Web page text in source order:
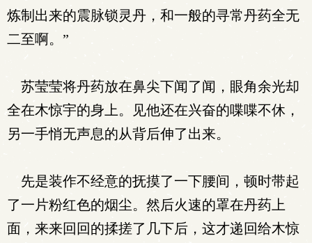
炼制出来的震脉锁灵丹，和一般的寻常丹药全无
二至啊。”
苏莹莹将丹药放在鼻尖下闻了闻，眼角余光却
全在木惊宇的身上。见他还在兴奋的喋喋不休，
另一手悄无声息的从背后伸了出来。
先是装作不经意的抚摸了一下腰间，顿时带起
了一片粉红色的烟尘。然后火速的罩在丹药上
面，来来回回的揉搓了几下后，这才递回给木惊